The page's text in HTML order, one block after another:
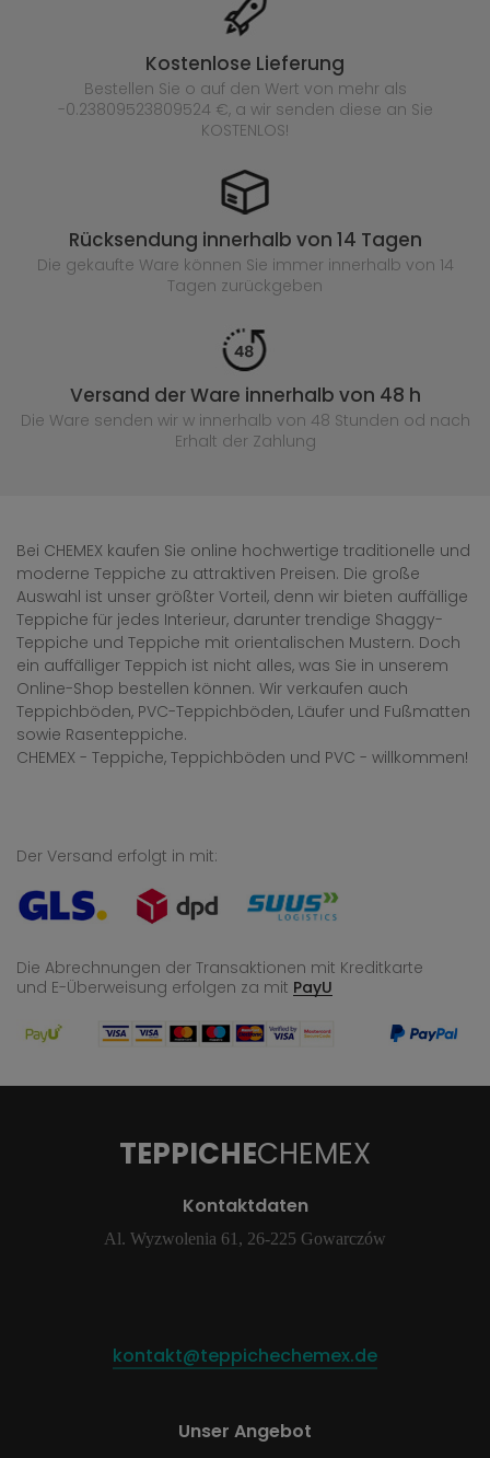
Kostenlose Lieferung
Bestellen Sie o auf den Wert von mehr als
-0.23809523809524 €, a wir senden diese an Sie
KOSTENLOS!
Rücksendung innerhalb von 14 Tagen
Die gekaufte Ware können Sie immer innerhalb von 14
Tagen zurückgeben
Versand der Ware innerhalb von 48 h
Die Ware senden wir w innerhalb von 48 Stunden od nach
Erhalt der Zahlung
Bei CHEMEX kaufen Sie online hochwertige traditionelle und
moderne Teppiche zu attraktiven Preisen. Die große
Auswahl ist unser größter Vorteil, denn wir bieten auffällige
Teppiche für jedes Interieur, darunter trendige Shaggy-
Teppiche und Teppiche mit orientalischen Mustern. Doch
ein auffälliger Teppich ist nicht alles, was Sie in unserem
Online-Shop bestellen können. Wir verkaufen auch
Teppichböden, PVC-Teppichböden, Läufer und Fußmatten
sowie Rasenteppiche.
CHEMEX - Teppiche, Teppichböden und PVC - willkommen!
Der Versand erfolgt in mit:
Die Abrechnungen der Transaktionen mit Kreditkarte
und E-Überweisung erfolgen za mit PayU
TEPPICHECHEMEX
Kontaktdaten
Al. Wyzwolenia 61, 26-225 Gowarczów
kontakt@teppichechemex.de
Unser Angebot